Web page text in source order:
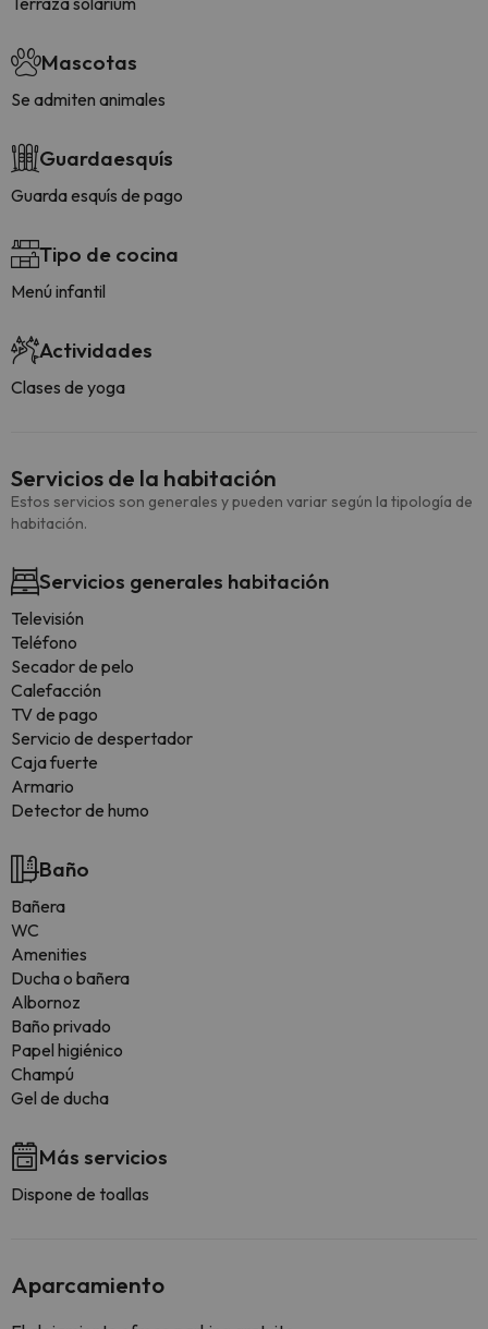
Mascotas
Se admiten animales
Guardaesquís
Guarda esquís de pago
Tipo de cocina
Menú infantil
Actividades
Clases de yoga
Servicios de la habitación
Estos servicios son generales y pueden variar según la tipología de
habitación.
Servicios generales habitación
Televisión
Teléfono
Secador de pelo
Calefacción
TV de pago
Servicio de despertador
Caja fuerte
Armario
Detector de humo
Baño
Bañera
WC
Amenities
Ducha o bañera
Albornoz
Baño privado
Papel higiénico
Champú
Gel de ducha
Más servicios
Dispone de toallas
Aparcamiento